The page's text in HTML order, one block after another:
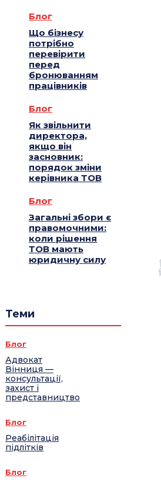
Блог
Що бізнесу
потрібно
перевірити
перед
бронюванням
працівників
Блог
Як звільнити
директора,
якщо він
засновник:
порядок зміни
керівника ТОВ
Блог
Загальні збори є
правомочними:
коли рішення
ТОВ мають
юридичну силу
Теми
Блог
Адвокат
Вінниця —
консультації,
захист і
представництво
Блог
Реабілітація
підлітків
Блог